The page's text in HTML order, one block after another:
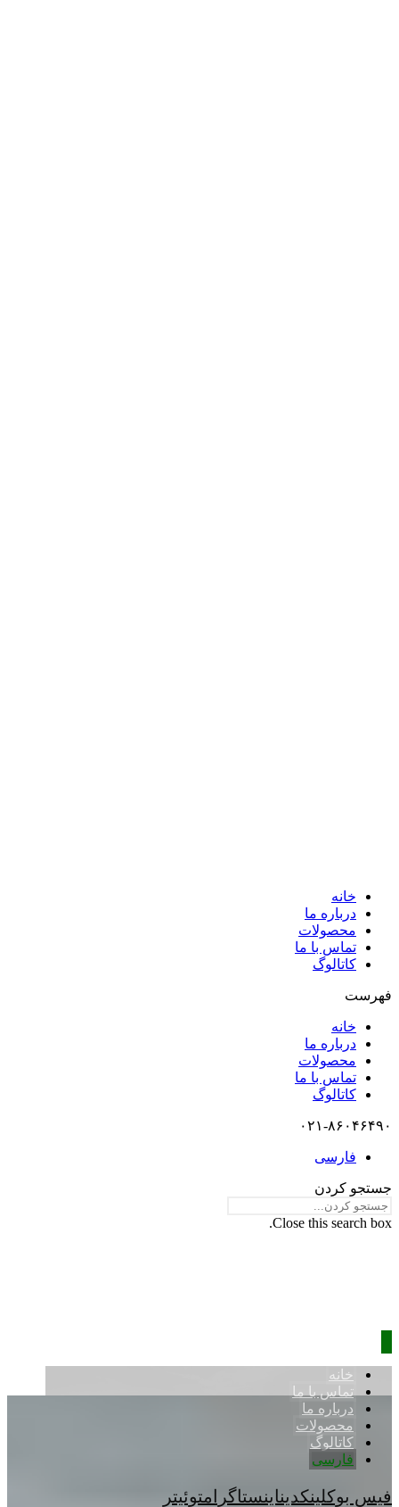
خانه
درباره ما
محصولات
تماس با ما
کاتالوگ
فهرست
خانه
درباره ما
محصولات
تماس با ما
کاتالوگ
۰۲۱-۸۶۰۴۶۴۹۰
فارسی
جستجو کردن
Close this search box.
خانه
تماس با ما
درباره ما
محصولات
کاتالوگ
فارسی
فیس بوکلینکدیناینستاگرامتوئیتر